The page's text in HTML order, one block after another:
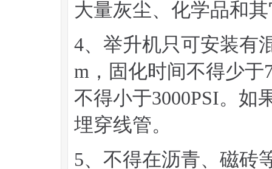
大量灰尘、化学品和
4、举升机只可安装有
m，固化时间不得少于
不得小于3000PSI。如
埋穿线管。
5、不得在沥青、磁砖